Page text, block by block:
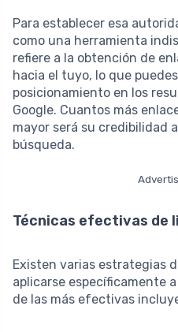
Para establecer esa
como una herramienta
refiere a la obtención de
hacia el tuyo, lo que
posicionamiento en los
Google. Cuantos más
mayor será su credibilidad
búsqueda.
Técnicas efectivas de
Existen varias estrategias
aplicarse específicamente
de las más efectivas